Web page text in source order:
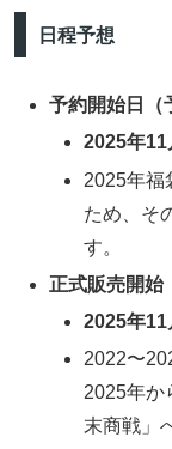
日程予想
予約開始日（
2025年
2025年福
ため、そ
す。
正式販売開始
2025年
2022〜
2025年か
末商戦」